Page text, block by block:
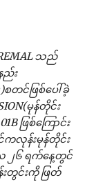
သည်
ည်း
စတင်ဖြစ်ပေါ်ခဲ့
မုန်တိုင်း
ဖြစ်ကြောင်း
ကလုန်းမုန်တိုင်း
၂၆ ရက်နေ့တွင်
တွင်းကို ဖြတ်